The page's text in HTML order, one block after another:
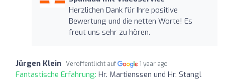
Herzlichen Dank für Ihre positive
Bewertung und die netten Worte! Es
freut uns sehr zu hören.
Jürgen Klein Veröffentlicht auf 1 year ago
Fantastische Erfahrung: Hr. Martienssen und Hr. Stangl